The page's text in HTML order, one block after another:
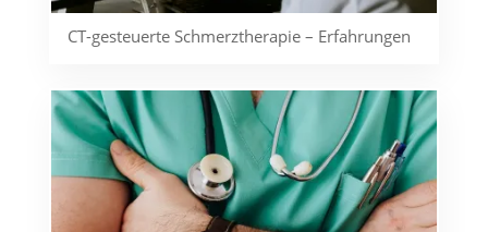
CT-gesteuerte Schmerztherapie – Erfahrungen